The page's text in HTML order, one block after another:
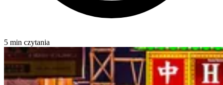
5 min czytania